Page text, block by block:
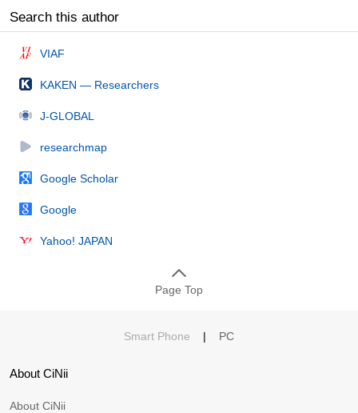
Search this author
VIAF
KAKEN — Researchers
J-GLOBAL
researchmap
Google Scholar
Google
Yahoo! JAPAN
Page Top
Smart Phone | PC
About CiNii
About CiNii